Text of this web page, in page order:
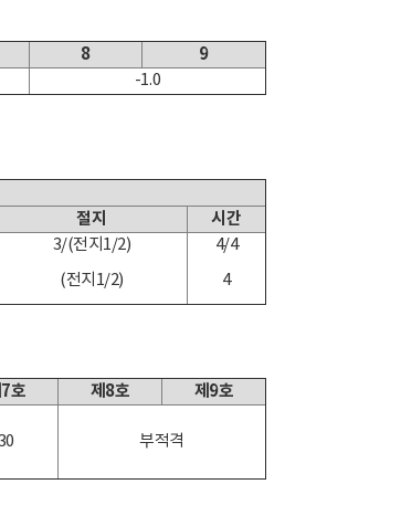
8 9
-1.0
절지 시간
3/(전지1/2)
(전지1/2)
4/4
4
호 제8호 제9호
부적격